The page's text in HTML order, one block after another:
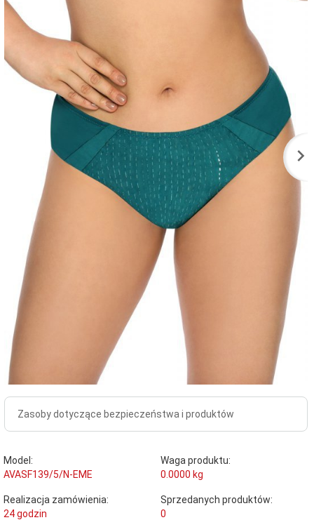
Zasoby dotyczące bezpieczeństwa i produktów
Model:
AVASF139/5/N-EME
Waga produktu:
0.0000 kg
Realizacja zamówienia:
24 godzin
Sprzedanych produktów:
0